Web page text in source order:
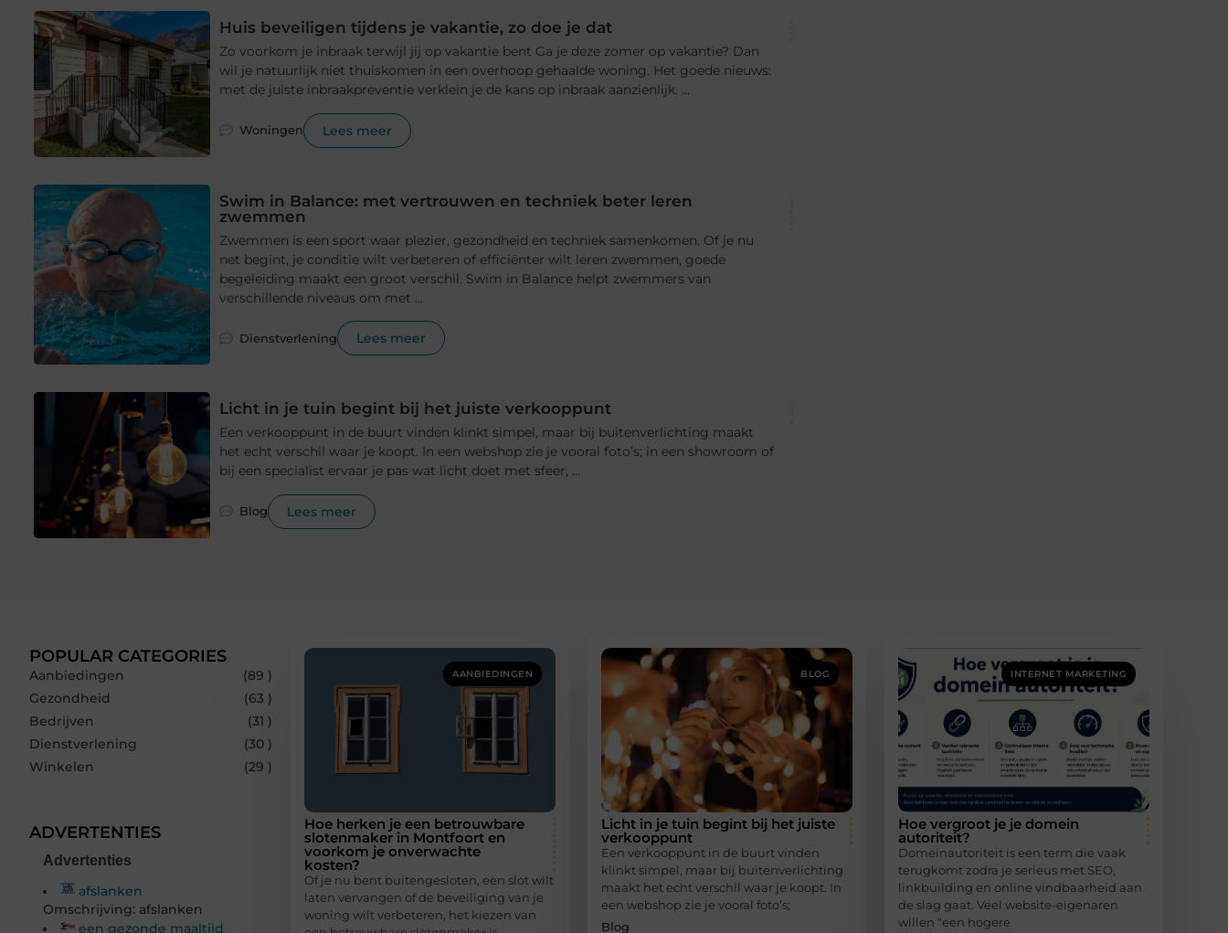
Huis beveiligen tijdens je vakantie, zo doe je dat
Zo voorkom je inbraak terwijl jij op vakantie bent Ga je deze zomer op vakantie? Dan
wil je natuurlijk niet thuiskomen in een overhoop gehaalde woning. Het goede nieuws:
met de juiste inbraakpreventie verklein je de kans op inbraak aanzienlijk. ...
Woningen Lees meer
Swim in Balance: met vertrouwen en techniek beter leren
zwemmen
Zwemmen is een sport waar plezier, gezondheid en techniek samenkomen. Of je nu
net begint, je conditie wilt verbeteren of efficiënter wilt leren zwemmen, goede
begeleiding maakt een groot verschil. Swim in Balance helpt zwemmers van
verschillende niveaus om met ...
Dienstverlening Lees meer
Licht in je tuin begint bij het juiste verkooppunt
Een verkooppunt in de buurt vinden klinkt simpel, maar bij buitenverlichting maakt
het echt verschil waar je koopt. In een webshop zie je vooral foto’s; in een showroom of
bij een specialist ervaar je pas wat licht doet met sfeer, ...
Blog Lees meer
POPULAR CATEGORIES
Aanbiedingen
(89 )
Gezondheid
(63 )
Bedrijven
(31 )
Dienstverlening
(30 )
Winkelen
(29 )
ADVERTENTIES
Advertenties
afslanken
Omschrijving: afslanken
een gezonde maaltijd
AANBIEDINGEN
Hoe herken je een betrouwbare
slotenmaker in Montfoort en
voorkom je onverwachte
kosten?
Of je nu bent buitengesloten, een slot wilt
laten vervangen of de beveiliging van je
woning wilt verbeteren, het kiezen van
BLOG
Licht in je tuin begint bij het juiste
verkooppunt
Een verkooppunt in de buurt vinden
klinkt simpel, maar bij buitenverlichting
maakt het echt verschil waar je koopt. In
een webshop zie je vooral foto’s;
Blog
INTERNET MARKETING
Hoe vergroot je je domein
autoriteit?
Domeinautoriteit is een term die vaak
terugkomt zodra je serieus met SEO,
linkbuilding en online vindbaarheid aan
de slag gaat. Veel website-eigenaren
willen “een hogere